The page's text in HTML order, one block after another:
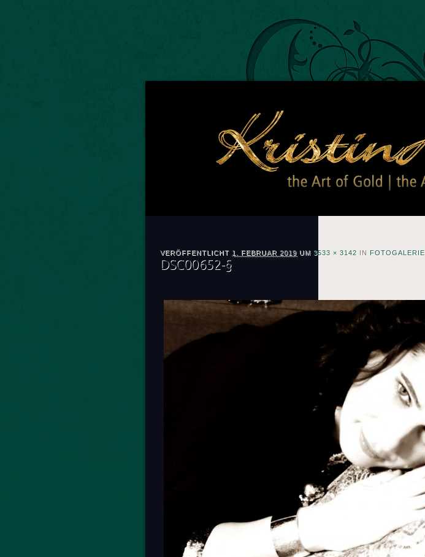
VERÖFFENTLICHT 1. FEBRUAR 2019 UM 3533 × 3142 IN FOTOGALERIE
DSC00652-§